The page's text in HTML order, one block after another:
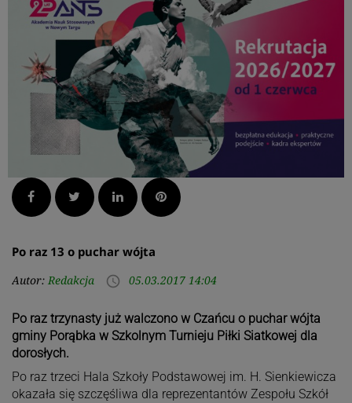
Facebook Twitter LinkedInPinterest
Po raz 13 o puchar wójta
Autor: Redakcja access_time 05.03.2017 14:04
Po raz trzynasty już walczono w Czańcu o puchar wójta
gminy Porąbka w Szkolnym Turnieju Piłki Siatkowej dla
dorosłych.
Po raz trzeci Hala Szkoły Podstawowej im. H. Sienkiewicza
okazała się szczęśliwa dla reprezentantów Zespołu Szkół